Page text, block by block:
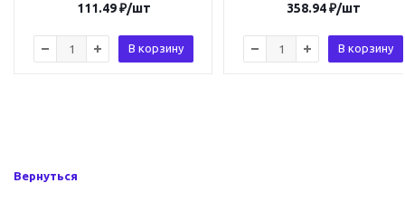
111.49₽/шт
В корзину
358.94₽/шт
В корзину
Вернуться